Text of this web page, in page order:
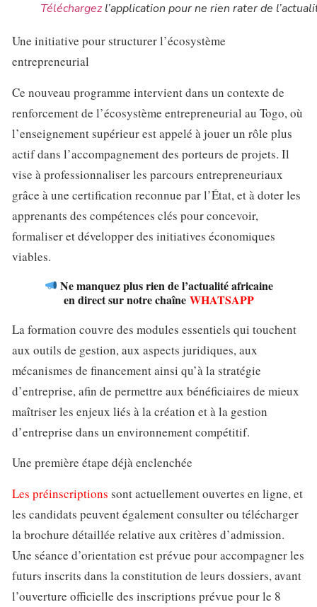
Téléchargezl’application pour ne rien rater de
Une initiative pour structurer l’écosystème
entrepreneurial
Ce nouveau programme intervient dans un contexte de
renforcement de l’écosystème entrepreneurial au Togo, où
l’enseignement supérieur est appelé à jouer un rôle plus
actif dans l’accompagnement des porteurs de projets. Il
vise à professionnaliser les parcours entrepreneuriaux
grâce à une certification reconnue par l’État, et à doter les
apprenants des compétences clés pour concevoir,
formaliser et développer des initiatives économiques
viables.
Ne manquez plus rien de l’actualité africaine
en direct sur notre chaîne WHATSAPP
La formation couvre des modules essentiels qui touchent
aux outils de gestion, aux aspects juridiques, aux
mécanismes de financement ainsi qu’à la stratégie
d’entreprise, afin de permettre aux bénéficiaires de mieux
maîtriser les enjeux liés à la création et à la gestion
d’entreprise dans un environnement compétitif.
Une première étape déjà enclenchée
Les préinscriptions sont actuellement ouvertes en ligne, et
les candidats peuvent également consulter ou télécharger
la brochure détaillée relative aux critères d’admission.
Une séance d’orientation est prévue pour accompagner les
futurs inscrits dans la constitution de leurs dossiers, avant
l’ouverture officielle des inscriptions prévue pour le 8